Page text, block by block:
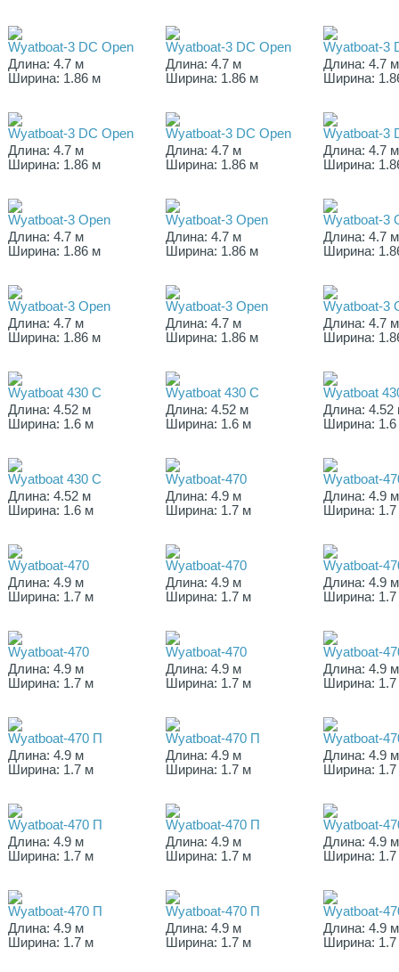
Wyatboat-3 DC Open
Длина: 4.7 м
Ширина: 1.86 м
Wyatboat-3 DC Open
Длина: 4.7 м
Ширина: 1.86 м
Wyatboat-3
Длина: 4.7 м
Ширина:
Wyatboat-3 DC Open
Длина: 4.7 м
Ширина: 1.86 м
Wyatboat-3 DC Open
Длина: 4.7 м
Ширина: 1.86 м
Wyatboat-3
Длина: 4.7 м
Ширина:
Wyatboat-3 Open
Длина: 4.7 м
Ширина: 1.86 м
Wyatboat-3 Open
Длина: 4.7 м
Ширина: 1.86 м
Wyatboat-3
Длина: 4.7 м
Ширина:
Wyatboat-3 Open
Длина: 4.7 м
Ширина: 1.86 м
Wyatboat-3 Open
Длина: 4.7 м
Ширина: 1.86 м
Wyatboat-3
Длина: 4.7 м
Ширина:
Wyatboat 430 C
Длина: 4.52 м
Ширина: 1.6 м
Wyatboat 430 C
Длина: 4.52 м
Ширина: 1.6 м
Wyatboat
Длина: 4.52
Ширина:
Wyatboat 430 C
Длина: 4.52 м
Ширина: 1.6 м
Wyatboat-470
Длина: 4.9 м
Ширина: 1.7 м
Wyatboat-
Длина: 4.9 м
Ширина:
Wyatboat-470
Длина: 4.9 м
Ширина: 1.7 м
Wyatboat-470
Длина: 4.9 м
Ширина: 1.7 м
Wyatboat-
Длина: 4.9 м
Ширина:
Wyatboat-470
Длина: 4.9 м
Ширина: 1.7 м
Wyatboat-470
Длина: 4.9 м
Ширина: 1.7 м
Wyatboat-
Длина: 4.9 м
Ширина:
Wyatboat-470 П
Длина: 4.9 м
Ширина: 1.7 м
Wyatboat-470 П
Длина: 4.9 м
Ширина: 1.7 м
Wyatboat-
Длина: 4.9 м
Ширина:
Wyatboat-470 П
Длина: 4.9 м
Ширина: 1.7 м
Wyatboat-470 П
Длина: 4.9 м
Ширина: 1.7 м
Wyatboat-
Длина: 4.9 м
Ширина:
Wyatboat-470 П
Длина: 4.9 м
Ширина: 1.7 м
Wyatboat-470 П
Длина: 4.9 м
Ширина: 1.7 м
Wyatboat-
Длина: 4.9 м
Ширина: